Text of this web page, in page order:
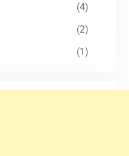
(4)
(2)
(1)